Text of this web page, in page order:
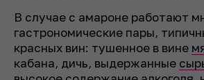
В случае с амароне работают
гастрономические пары,
красных вин: тушенное в вине
кабана, дичь, выдержанные